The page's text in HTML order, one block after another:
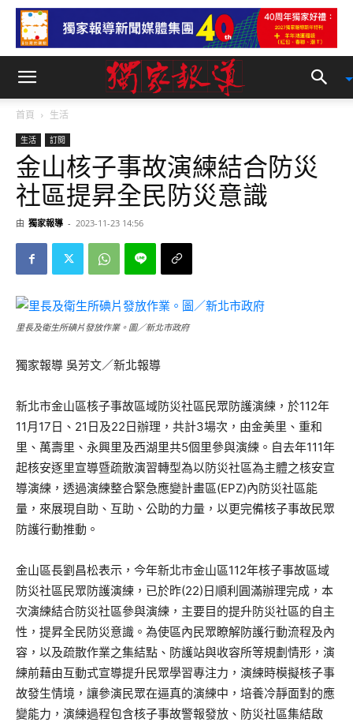
首頁 生活
生活 訂閱
金山核子事故演練結合防災
社區提昇全民防災意識
由 獨家報導 - 2023-11-23 14:56
里長及衛生所碘片發放作業。圖／新北市政府
獨家報導 吳芳文／新北報導
新北市金山區核子事故區域防災社區民眾防護演練，於112年
11月17日、21日及22日辦理，共計3場次，由金美里、重和
里、萬壽里、永興里及西湖里共5個里參與演練。自去年111年
起核安逐里宣導暨疏散演習轉型為以防災社區為主體之核安宣
導演練，透過演練整合緊急應變計畫區(EPZ)內防災社區能
量，來展現自助、互助、公助的力量，以更完備核子事故民眾
防護行動推動。
金山區長劉昌松表示，今年新北市金山區112年核子事故區域
防災社區民眾防護演練，已於昨(22)日順利圓滿辦理完成，本
次演練結合防災社區參與演練，主要目的提升防災社區的自主
性，提昇全民防災意識。為使區內民眾瞭解防護行動流程及內
容，以及疏散作業之集結點、防護站與收容所等規劃情形，演
練前藉由互動式宣導提升民眾學習專注力，演練時模擬核子事
故發生情境，讓參演民眾在逼真的演練中，培養冷靜面對的應
變能力，演練過程包含核子事故警報發放、防災社區集結啟